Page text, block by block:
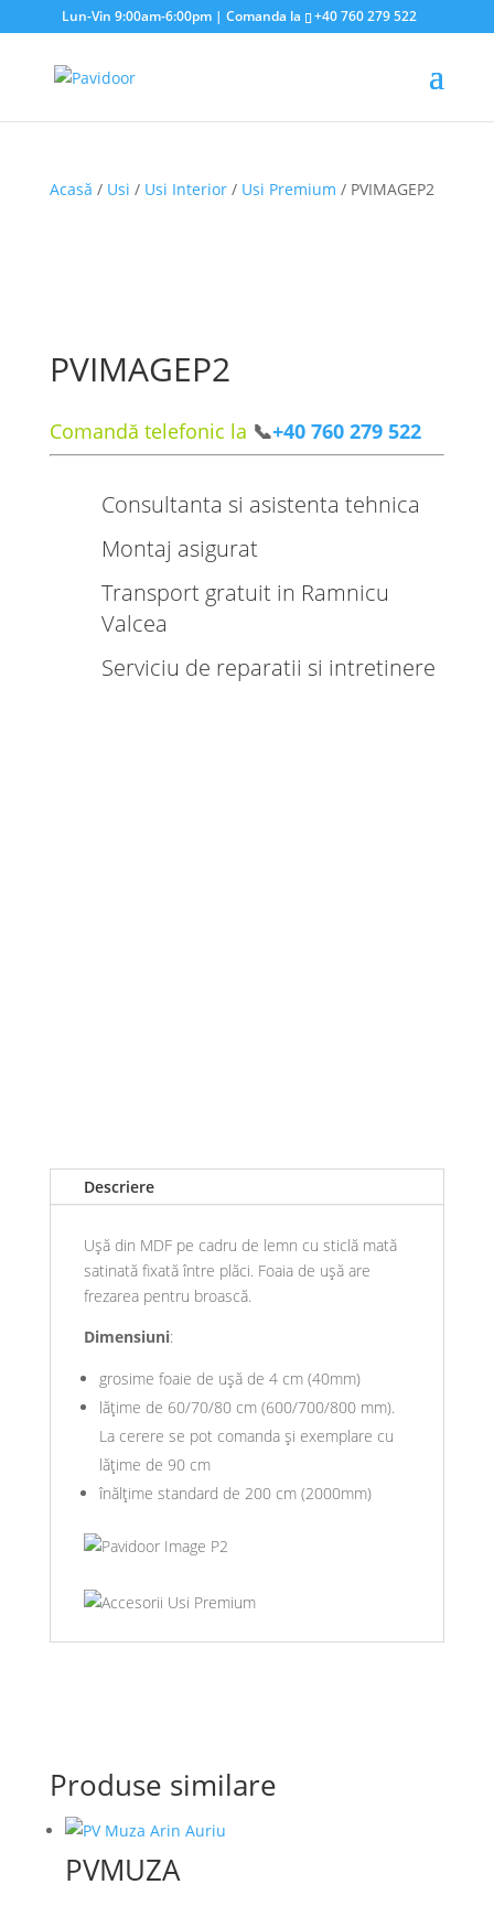
Lun-Vin 9:00am-6:00pm | Comanda la +40 760 279 522
Acasă / Usi / Usi Interior/ Usi Premium / PVIMAGEP2
PVIMAGEP2
Comandă telefonic la 📞+40 760 279 522
Consultanta si asistenta tehnica
Montaj asigurat
Transport gratuit in Ramnicu
Valcea
Serviciu de reparatii si intretinere
Descriere
Ușă din MDF pe cadru de lemn cu sticlă mată
satinată fixată între plăci. Foaia de ușă are
frezarea pentru broască.
Dimensiuni:
grosime foaie de ușă de 4 cm (40mm)
lățime de 60/70/80 cm (600/700/800 mm).
La cerere se pot comanda și exemplare cu
lățime de 90 cm
înălțime standard de 200 cm (2000mm)
Produse similare
PVMUZA